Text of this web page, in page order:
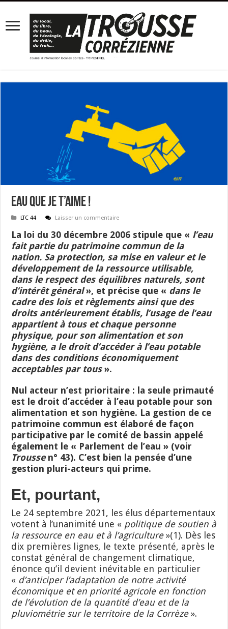
Eau que je t’aime !
LTC 44 Laisser un commentaire
La loi du 30 décembre 2006 stipule que « l’eau
fait partie du patrimoine commun de la
nation. Sa protection, sa mise en valeur et le
développement de la ressource utilisable,
dans le respect des équilibres naturels, sont
d’intérêt général», et précise que « dans le
cadre des lois et règlements ainsi que des
droits antérieurement établis, l’usage del’eau
appartient à tous et chaque personne
physique, pour son alimentation et son
hygiène, a le droit d’accéder à l’eau potable
dans des conditions économiquement
acceptables par tous».
Nul acteur n’est prioritaire : la seule primauté
est le droit d’accéder à l’eau potable pour son
alimentation et son hygiène. La gestion de ce
patrimoine commun est élaboré de façon
participative par le comité de bassin appelé
également le « Parlement de l’eau » (voir
Troussen° 43). C’est bien la pensée d’une
gestion pluri-acteurs qui prime.
Et, pourtant,
Le 24 septembre 2021, les élus départementaux
votent à l’unanimité une « politique de soutien à
la ressource en eau et à l’agriculture »(1). Dès les
dix premières lignes, le texte présenté, après le
constat général de changement climatique,
énonce qu’il devient inévitable en particulier
« d’anticiper l’adaptation de notre activité
économique et en priorité agricole en fonction
de l’évolution de la quantité d’eau et de la
pluviométrie sur le territoire de la Corrèze».